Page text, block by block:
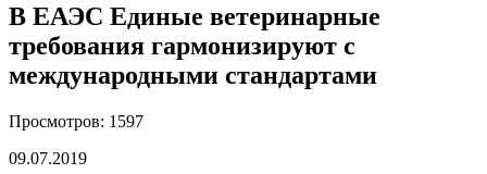
В ЕАЭС Единые ветеринарные
требования гармонизируют с
международными стандартами
Просмотров: 1597
09.07.2019